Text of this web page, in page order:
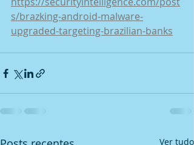
s/brazking-android-malware-
upgraded-targeting-brazilian-banks
Ver tudo